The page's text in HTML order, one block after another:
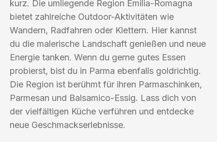
kurz. Die umliegende Region Emilia-Romagna
bietet zahlreiche Outdoor-Aktivitäten wie
Wandern, Radfahren oder Klettern. Hier kannst
du die malerische Landschaft genießen und neue
Energie tanken. Wenn du gerne gutes Essen
probierst, bist du in Parma ebenfalls goldrichtig.
Die Region ist berühmt für ihren Parmaschinken,
Parmesan und Balsamico-Essig. Lass dich von
der vielfältigen Küche verführen und entdecke
neue Geschmackserlebnisse.